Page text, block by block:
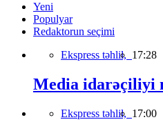
Yeni
Populyar
Redaktorun seçimi
Ekspress təhlil, 17:28
Media idarəçiliyi
Ekspress təhlil, 17:00